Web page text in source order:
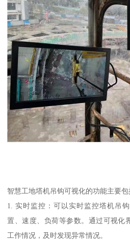
智慧工地塔机吊钩可视化的功能主要包
1. 实时监控：可以实时监控塔机吊
置、速度、负荷等参数。通过可视化
工作情况，及时发现异常情况。